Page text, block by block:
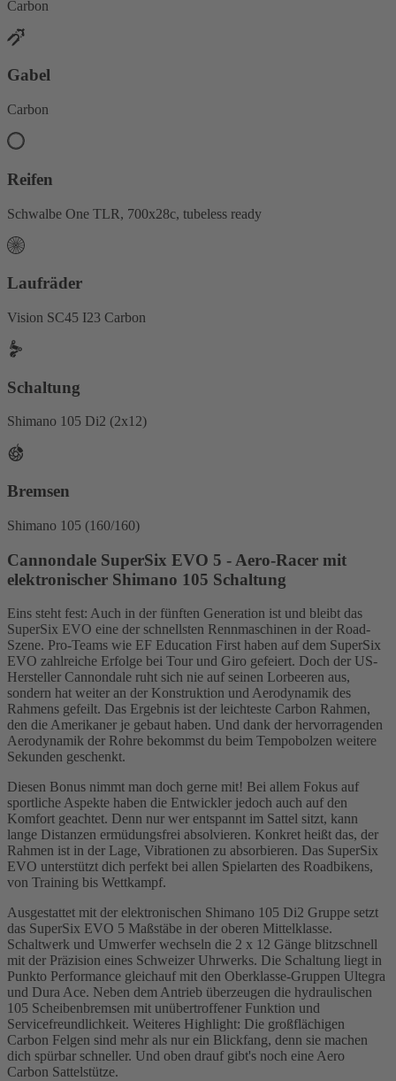
Carbon
Gabel
Carbon
Reifen
Schwalbe One TLR, 700x28c, tubeless ready
Laufräder
Vision SC45 I23 Carbon
Schaltung
Shimano 105 Di2 (2x12)
Bremsen
Shimano 105 (160/160)
Cannondale SuperSix EVO 5 - Aero-Racer mit
elektronischer Shimano 105 Schaltung
Eins steht fest: Auch in der fünften Generation ist und bleibt das
SuperSix EVO eine der schnellsten Rennmaschinen in der Road-
Szene. Pro-Teams wie EF Education First haben auf dem SuperSix
EVO zahlreiche Erfolge bei Tour und Giro gefeiert. Doch der US-
Hersteller Cannondale ruht sich nie auf seinen Lorbeeren aus,
sondern hat weiter an der Konstruktion und Aerodynamik des
Rahmens gefeilt. Das Ergebnis ist der leichteste Carbon Rahmen,
den die Amerikaner je gebaut haben. Und dank der hervorragenden
Aerodynamik der Rohre bekommst du beim Tempobolzen weitere
Sekunden geschenkt.
Diesen Bonus nimmt man doch gerne mit! Bei allem Fokus auf
sportliche Aspekte haben die Entwickler jedoch auch auf den
Komfort geachtet. Denn nur wer entspannt im Sattel sitzt, kann
lange Distanzen ermüdungsfrei absolvieren. Konkret heißt das, der
Rahmen ist in der Lage, Vibrationen zu absorbieren. Das SuperSix
EVO unterstützt dich perfekt bei allen Spielarten des Roadbikens,
von Training bis Wettkampf.
Ausgestattet mit der elektronischen Shimano 105 Di2 Gruppe setzt
das SuperSix EVO 5 Maßstäbe in der oberen Mittelklasse.
Schaltwerk und Umwerfer wechseln die 2 x 12 Gänge blitzschnell
mit der Präzision eines Schweizer Uhrwerks. Die Schaltung liegt in
Punkto Performance gleichauf mit den Oberklasse-Gruppen Ultegra
und Dura Ace. Neben dem Antrieb überzeugen die hydraulischen
105 Scheibenbremsen mit unübertroffener Funktion und
Servicefreundlichkeit. Weiteres Highlight: Die großflächigen
Carbon Felgen sind mehr als nur ein Blickfang, denn sie machen
dich spürbar schneller. Und oben drauf gibt's noch eine Aero
Carbon Sattelstütze.